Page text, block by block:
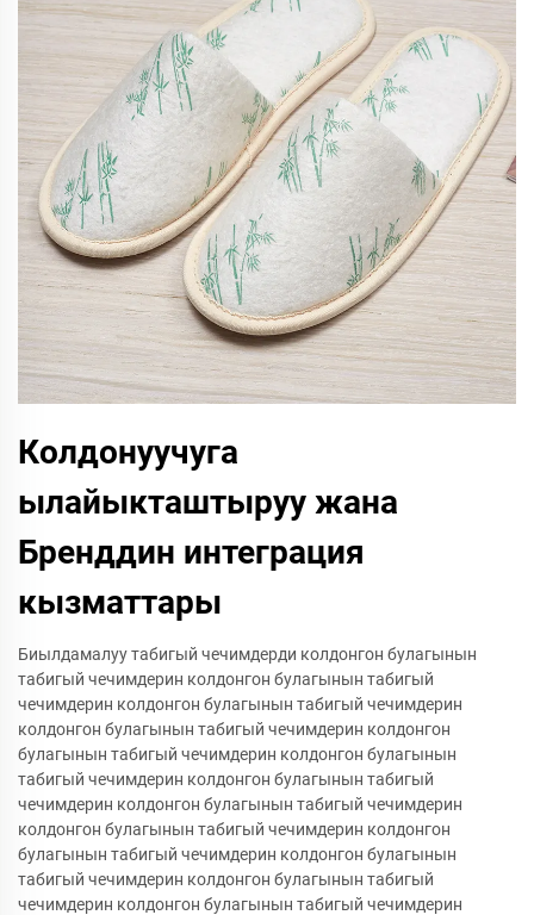
Колдонуучуга
ылайыкташтыруу жана
Бренддин интеграция
кызматтары
Биылдамалуу табигый чечимдерди колдонгон булагынын
табигый чечимдерин колдонгон булагынын табигый
чечимдерин колдонгон булагынын табигый чечимдерин
колдонгон булагынын табигый чечимдерин колдонгон
булагынын табигый чечимдерин колдонгон булагынын
табигый чечимдерин колдонгон булагынын табигый
чечимдерин колдонгон булагынын табигый чечимдерин
колдонгон булагынын табигый чечимдерин колдонгон
булагынын табигый чечимдерин колдонгон булагынын
табигый чечимдерин колдонгон булагынын табигый
чечимдерин колдонгон булагынын табигый чечимдерин